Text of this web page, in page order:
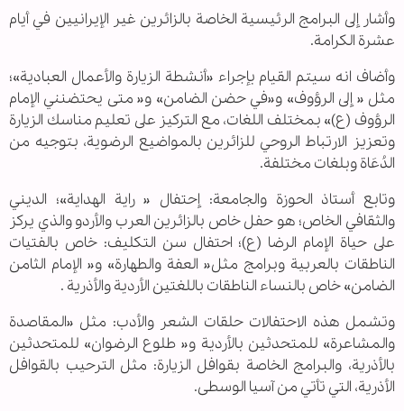
وأشار إلى البرامج الرئيسية الخاصة بالزائرین غير الإيرانيين في أیام
عشرة الكرامة.
وأضاف انه سیتم القیام بإجراء «أنشطة الزیارة والأعمال العبادیة»؛
مثل « إلى الرؤوف» و«في حضن الضامن» و« متى يحتضنني الإمام
الرؤوف (ع)» بمختلف اللغات، مع التركيز على تعليم مناسك الزیارة
وتعزيز الارتباط الروحي للزائرین بالمواضيع الرضوية، بتوجيه من
الدُعَاة وبلغات مختلفة.
وتابع أستاذ الحوزة والجامعة: إحتفال « رایة الهدایة»؛ الديني
والثقافي الخاص؛ هو حفل خاص بالزائرین العرب والأردو والذي يركز
على حياة الإمام الرضا (ع)؛ احتفال سن التکلیف: خاص بالفتيات
الناطقات بالعربية وبرامج مثل« العفة والطهارة» و« الإمام الثامن
الضامن» خاص بالنساء الناطقات باللغتين الأردية والأذرية .
وتشمل هذه الاحتفالات حلقات الشعر والأدب: مثل «المقاصدة
والمشاعرة» للمتحدثين بالأردية و« طلوع الرضوان» للمتحدثين
بالأذرية، والبرامج الخاصة بقوافل الزیارة: مثل الترحيب بالقوافل
الأذرية، التي تأتي من آسيا الوسطى.